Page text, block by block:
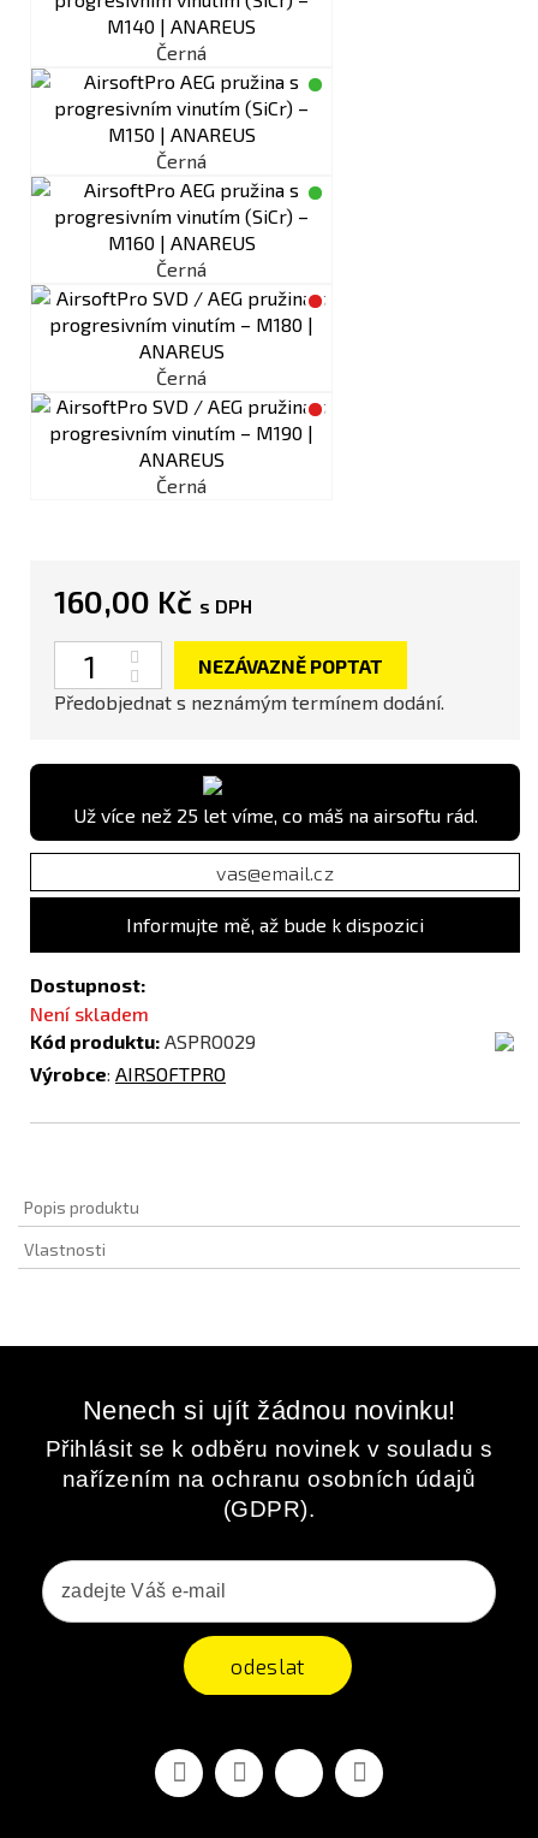
Černá
Černá
Černá
Černá
Černá
160,00 Kč s DPH
Počet
NEZÁVAZNĚ POPTAT
Předobjednat s neznámým termínem dodání.
Už více než 25 let víme, co máš na airsoftu rád.
Informujte mě, až bude k dispozici
Dostupnost:
Není skladem
Kód produktu: ASPRO029
Výrobce: AIRSOFTPRO
Popis produktu
Vlastnosti
Nenech si ujít žádnou novinku!
Přihlásit se k odběru novinek v souladu s
nařízením na ochranu osobních údajů
(GDPR).
odeslat
FacebookYouTubeVimeo Instagram